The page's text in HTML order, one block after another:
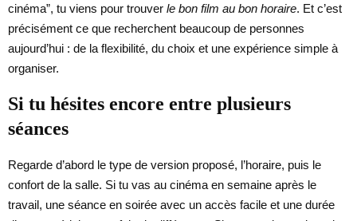
cinéma”, tu viens pour trouver le bon film au bon horaire. Et c’est
précisément ce que recherchent beaucoup de personnes
aujourd’hui : de la flexibilité, du choix et une expérience simple à
organiser.
Si tu hésites encore entre plusieurs
séances
Regarde d’abord le type de version proposé, l’horaire, puis le
confort de la salle. Si tu vas au cinéma en semaine après le
travail, une séance en soirée avec un accès facile et une durée